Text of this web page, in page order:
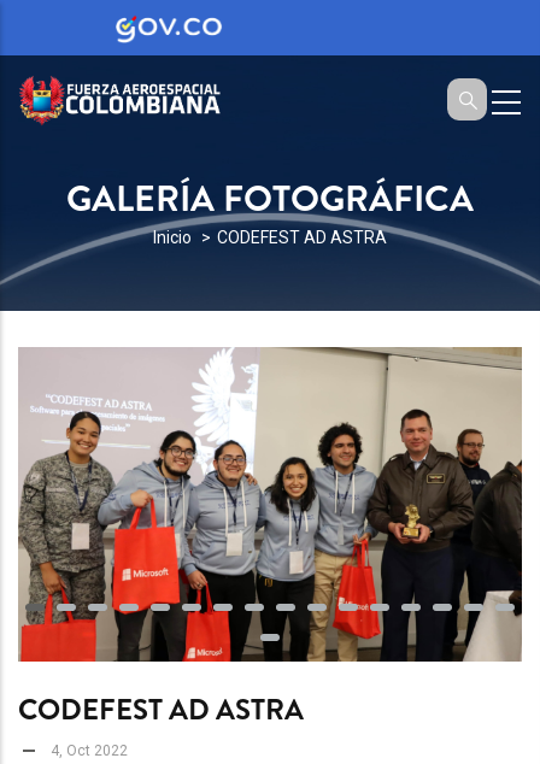
GALERÍA FOTOGRÁFICA
SOBRESCRIBIR
DE
AYUDA
LA
NAVEGACIÓN
Inicio CODEFEST AD ASTRA
CODEFEST AD ASTRA
4, Oct 2022